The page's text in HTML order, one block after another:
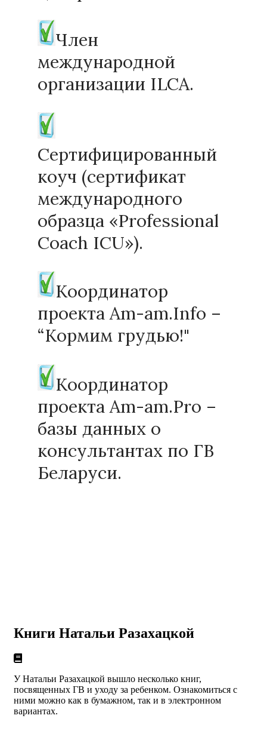
Член
международной
организации ILCA.
Сертифицированный
коуч (сертификат
международного
образца «Professional
Coach ICU»).
Координатор
проекта Am-am.Info –
“Кормим грудью!"
Координатор
проекта Am-am.Pro –
базы данных о
консультантах по ГВ
Беларуси.
Книги Натальи Разахацкой
У Натальи Разахацкой вышло несколько книг,
посвященных ГВ и уходу за ребенком. Ознакомиться с
ними можно как в бумажном, так и в электронном
вариантах.